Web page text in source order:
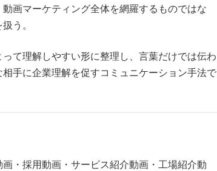
画マーケティング全体を網羅するものではな
う。
て理解しやすい形に整理し、言葉だけでは伝わ
手に企業理解を促すコミュニケーション手法で
・採用動画・サービス紹介動画・工場紹介動